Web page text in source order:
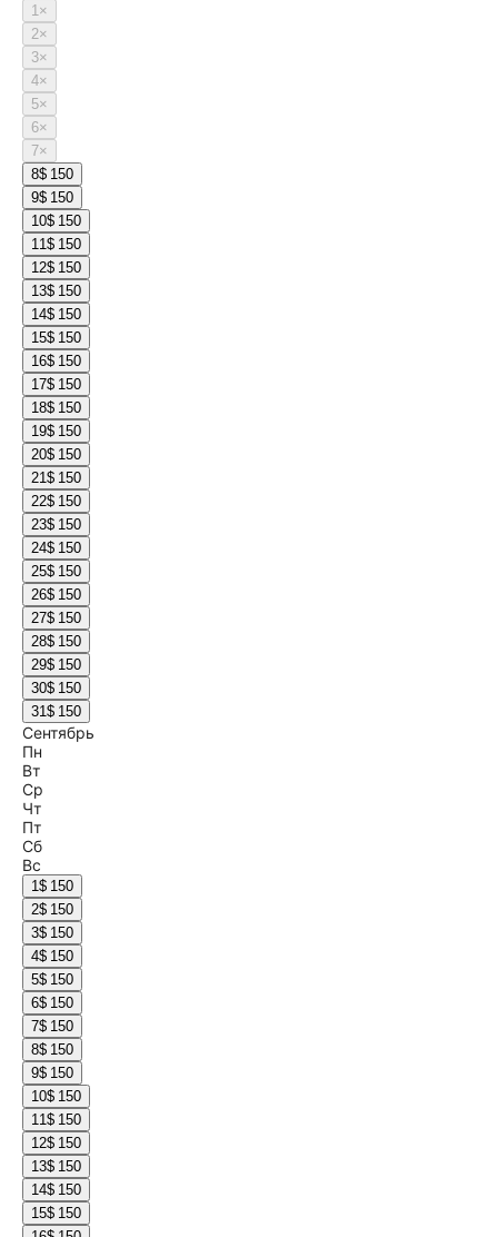
1×
2×
3×
4×
5×
6×
7×
8$ 150
9$ 150
10$ 150
11$ 150
12$ 150
13$ 150
14$ 150
15$ 150
16$ 150
17$ 150
18$ 150
19$ 150
20$ 150
21$ 150
22$ 150
23$ 150
24$ 150
25$ 150
26$ 150
27$ 150
28$ 150
29$ 150
30$ 150
31$ 150
Сентябрь
Пн
Вт
Ср
Чт
Пт
Сб
Вс
1$ 150
2$ 150
3$ 150
4$ 150
5$ 150
6$ 150
7$ 150
8$ 150
9$ 150
10$ 150
11$ 150
12$ 150
13$ 150
14$ 150
15$ 150